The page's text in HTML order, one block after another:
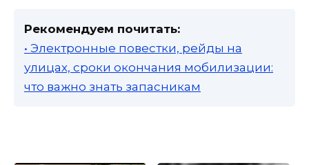
Рекомендуем почитать:
• Электронные повестки, рейды на
улицах, сроки окончания мобилизации:
что важно знать запасникам